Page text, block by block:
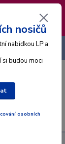
Datum
na pátek
Menu
nosičů
nabídkou LP a
si budou moci
osobních